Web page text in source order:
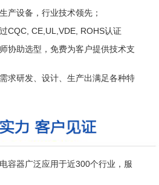
产设备，行业技术领先；
CQC, CE,UL,VDE, ROHS认证
协助选型，免费为客户提供技术支
求研发、设计、生产出满足各种特
容器广泛应用于近300个行业，服